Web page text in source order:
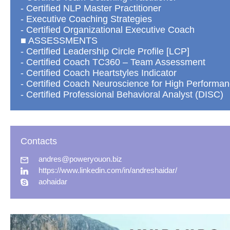
- Certified NLP Master Practitioner
- Executive Coaching Strategies
- Certified Organizational Executive Coach
■ ASSESSMENTS
- Certified Leadership Circle Profile [LCP]
- Certified Coach TC360 – Team Assessment
- Certified Coach Heartstyles Indicator
- Certified Coach Neuroscience for High
- Certified Professional Behavioral Analyst (DISC)
Contacts
andres@poweryouon.biz
https://www.linkedin.com/in/andreshaidar/
aohaidar